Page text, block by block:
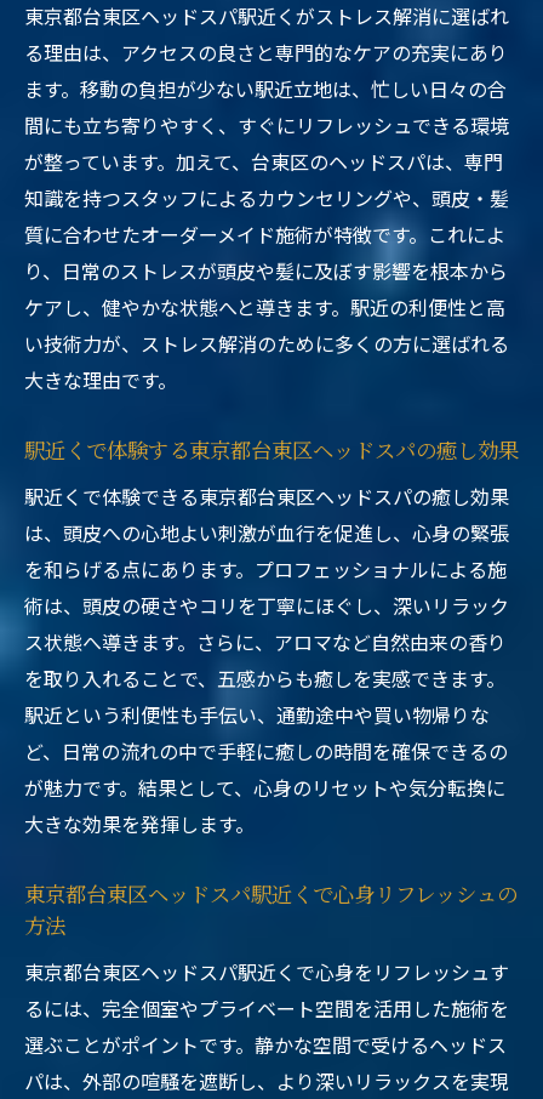
東京都台東区ヘッドスパ駅近くがストレス解消に選ばれ
る理由は、アクセスの良さと専門的なケアの充実にあり
ます。移動の負担が少ない駅近立地は、忙しい日々の合
間にも立ち寄りやすく、すぐにリフレッシュできる環境
が整っています。加えて、台東区のヘッドスパは、専門
知識を持つスタッフによるカウンセリングや、頭皮・髪
質に合わせたオーダーメイド施術が特徴です。これによ
り、日常のストレスが頭皮や髪に及ぼす影響を根本から
ケアし、健やかな状態へと導きます。駅近の利便性と高
い技術力が、ストレス解消のために多くの方に選ばれる
大きな理由です。
駅近くで体験する東京都台東区ヘッドスパの癒し効果
駅近くで体験できる東京都台東区ヘッドスパの癒し効果
は、頭皮への心地よい刺激が血行を促進し、心身の緊張
を和らげる点にあります。プロフェッショナルによる施
術は、頭皮の硬さやコリを丁寧にほぐし、深いリラック
ス状態へ導きます。さらに、アロマなど自然由来の香り
を取り入れることで、五感からも癒しを実感できます。
駅近という利便性も手伝い、通勤途中や買い物帰りな
ど、日常の流れの中で手軽に癒しの時間を確保できるの
が魅力です。結果として、心身のリセットや気分転換に
大きな効果を発揮します。
東京都台東区ヘッドスパ駅近くで心身リフレッシュの
方法
東京都台東区ヘッドスパ駅近くで心身をリフレッシュす
るには、完全個室やプライベート空間を活用した施術を
選ぶことがポイントです。静かな空間で受けるヘッドス
パは、外部の喧騒を遮断し、より深いリラックスを実現